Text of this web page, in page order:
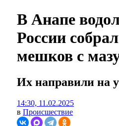
В Анапе
России
мешков с
Их направили на
14:30, 11.02.2025
в Происшествие